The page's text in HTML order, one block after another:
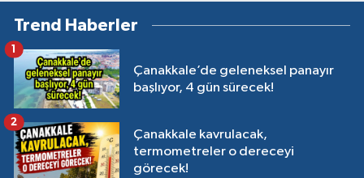
Trend Haberler
Çanakkale’de geleneksel panayır
başlıyor, 4 gün sürecek!
1
Çanakkale kavrulacak,
termometreler o dereceyi
görecek!
2